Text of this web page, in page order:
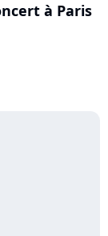
à Paris